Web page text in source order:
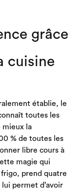
grâce
cuisine
établie, le
toutes les
mieux la
% de toutes les
libre cours à
magie qui
prend quatre
permet d’avoir